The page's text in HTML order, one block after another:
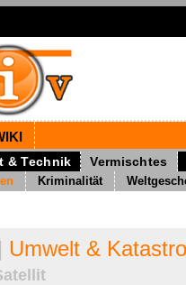
& Technik Vermischtes
Kriminalität
Umwelt &